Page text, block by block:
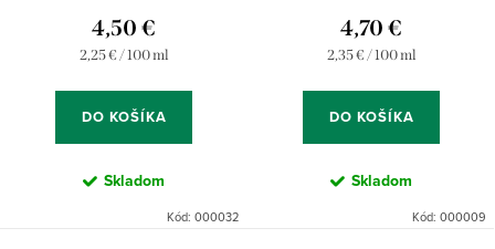
4,50 €
Jednotková
2,25 € / 100 ml
DO KOŠÍKA
Skladom
Kód: 000032
4,70 €
Jednotková
2,35 € / 100 ml
DO KOŠÍKA
Skladom
Kód: 000009